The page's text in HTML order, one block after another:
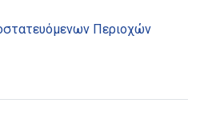
Περιοχών